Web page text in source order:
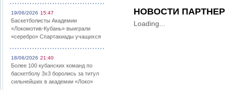
19/06/2026 15:47
Баскетболисты Академии
«Локомотив-Кубань» выиграли
«серебро» Спартакиады учащихся
18/06/2026 21:40
Более 100 кубанских команд по
баскетболу 3х3 боролись за титул
сильнейших в академии «Локо»
НОВОСТИ
Loading...